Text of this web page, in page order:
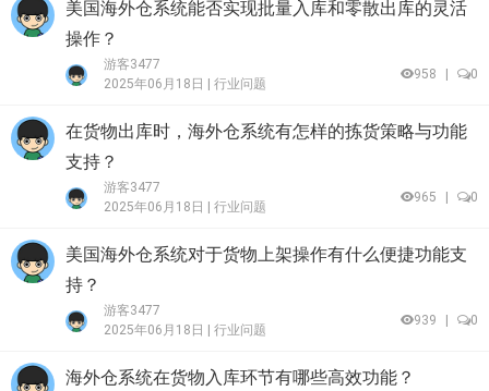
美国海外仓系统能否实现批量入库和零散出库的灵活
操作？
游客3477
2025年06月18日 | 行业问题
958 0
在货物出库时，海外仓系统有怎样的拣货策略与功能
支持？
游客3477
2025年06月18日 | 行业问题
965 0
美国海外仓系统对于货物上架操作有什么便捷功能支
持？
游客3477
2025年06月18日 | 行业问题
939 0
海外仓系统在货物入库环节有哪些高效功能？